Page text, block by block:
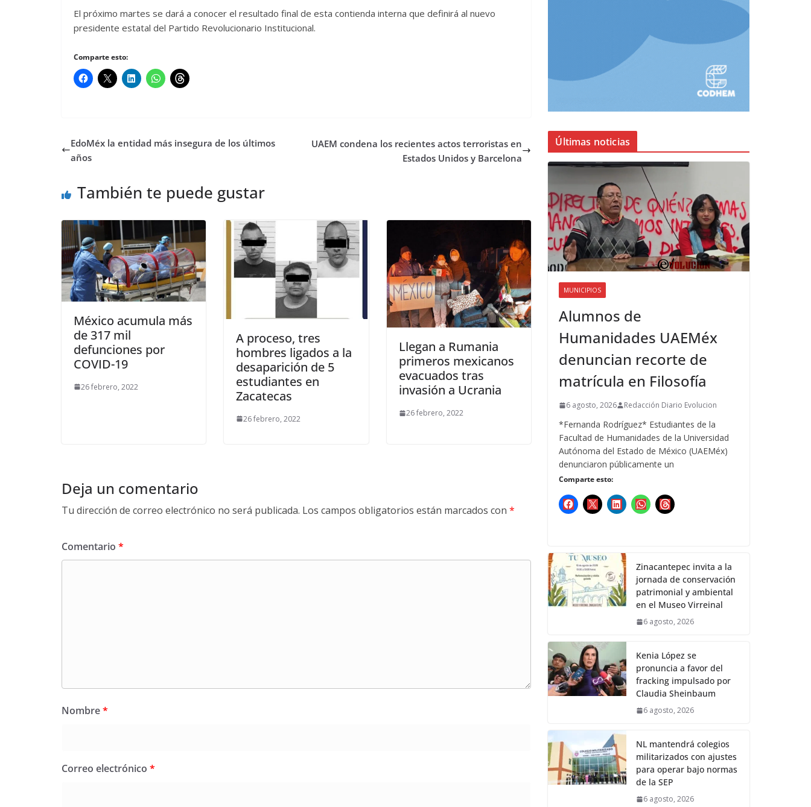
El próximo martes se dará a conocer el resultado final de esta contienda interna que definirá al nuevo
presidente estatal del Partido Revolucionario Institucional.
Comparte esto:
EdoMéx la entidad más insegura de los últimos
años
UAEM condena los recientes actos terroristas en
Estados Unidos y Barcelona
También te puede gustar
México acumula más
de 317 mil
defunciones por
COVID-19
26 febrero, 2022
A proceso, tres
hombres ligados a la
desaparición de 5
estudiantes en
Zacatecas
26 febrero, 2022
Llegan a Rumania
primeros mexicanos
evacuados tras
invasión a Ucrania
26 febrero, 2022
Deja un comentario
Tu dirección de correo electrónico no será publicada. Los campos obligatorios están marcados con *
Comentario *
Nombre*
Correo electrónico *
Últimas noticias
MUNICIPIOS
Alumnos de
Humanidades UAEMéx
denuncian recorte de
matrícula en Filosofía
6 agosto, 2026 Redacción Diario Evolucion
*Fernanda Rodríguez* Estudiantes de la
Facultad de Humanidades de la Universidad
Autónoma del Estado de México (UAEMéx)
denunciaron públicamente un
Comparte esto:
Zinacantepec invita a la
jornada de conservación
patrimonial y ambiental
en el Museo Virreinal
6 agosto, 2026
Kenia López se
pronuncia a favor del
fracking impulsado por
Claudia Sheinbaum
6 agosto, 2026
NL mantendrá colegios
militarizados con ajustes
para operar bajo normas
de la SEP
6 agosto, 2026